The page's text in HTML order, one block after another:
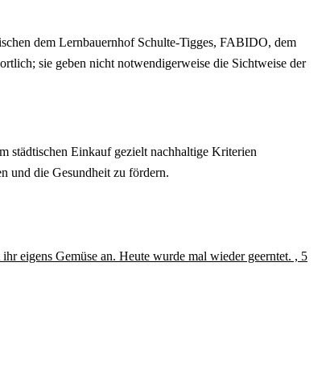
dem Lernbauernhof Schulte-Tigges, FABIDO, dem
sie geben nicht notwendigerweise die Sichtweise der
städtischen Einkauf gezielt nachhaltige Kriterien
und die Gesundheit zu fördern.
eigens Gemüse an. Heute wurde mal wieder geerntet. , 5